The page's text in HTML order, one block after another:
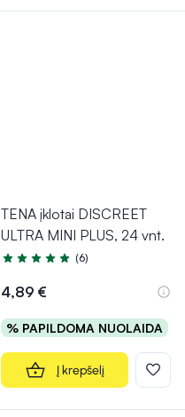
TENA įklotai DISCREET
ULTRA MINI PLUS, 24 vnt.
Įvertinimas 5.0 iš 5
(6)
4,89 €
% PAPILDOMA NUOLAIDA
Į krepšelį